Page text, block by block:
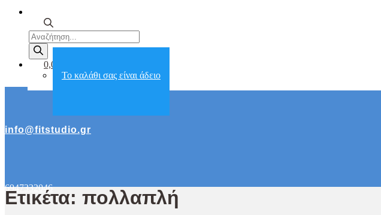
Products
search
0,00€
Το καλάθι σας είναι άδειο
info@fitstudio.gr
6947332046
Ετικέτα: πολλαπλή